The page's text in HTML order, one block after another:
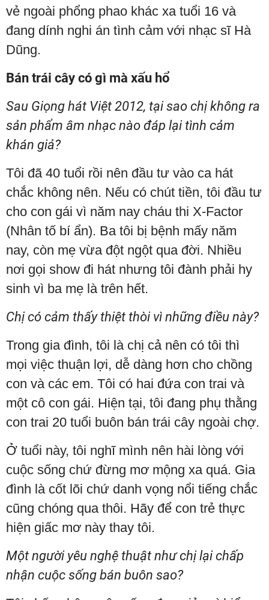
vẻ ngoài phổng phao khác xa tuổi 16 và
đang dính nghi án tình cảm với nhạc sĩ Hà
Dũng.
Bán trái cây có gì mà xấu hổ
Sau Giọng hát Việt 2012, tại sao chị không ra
sản phẩm âm nhạc nào đáp lại tình cảm
khán giả?
Tôi đã 40 tuổi rồi nên đầu tư vào ca hát
chắc không nên. Nếu có chút tiền, tôi đầu tư
cho con gái vì năm nay cháu thi X-Factor
(Nhân tố bí ẩn). Ba tôi bị bệnh mấy năm
nay, còn mẹ vừa đột ngột qua đời. Nhiều
nơi gọi show đi hát nhưng tôi đành phải hy
sinh vì ba mẹ là trên hết.
Chị có cảm thấy thiệt thòi vì những điều này?
Trong gia đình, tôi là chị cả nên có tôi thì
mọi việc thuận lợi, dễ dàng hơn cho chồng
con và các em. Tôi có hai đứa con trai và
một cô con gái. Hiện tại, tôi đang phụ thằng
con trai 20 tuổi buôn bán trái cây ngoài chợ.
Ở tuổi này, tôi nghĩ mình nên hài lòng với
cuộc sống chứ đừng mơ mộng xa quá. Gia
đình là cốt lõi chứ danh vọng nổi tiếng chắc
cũng chóng qua thôi. Hãy để con trẻ thực
hiện giấc mơ này thay tôi.
Một người yêu nghệ thuật như chị lại chấp
nhận cuộc sống bán buôn sao?